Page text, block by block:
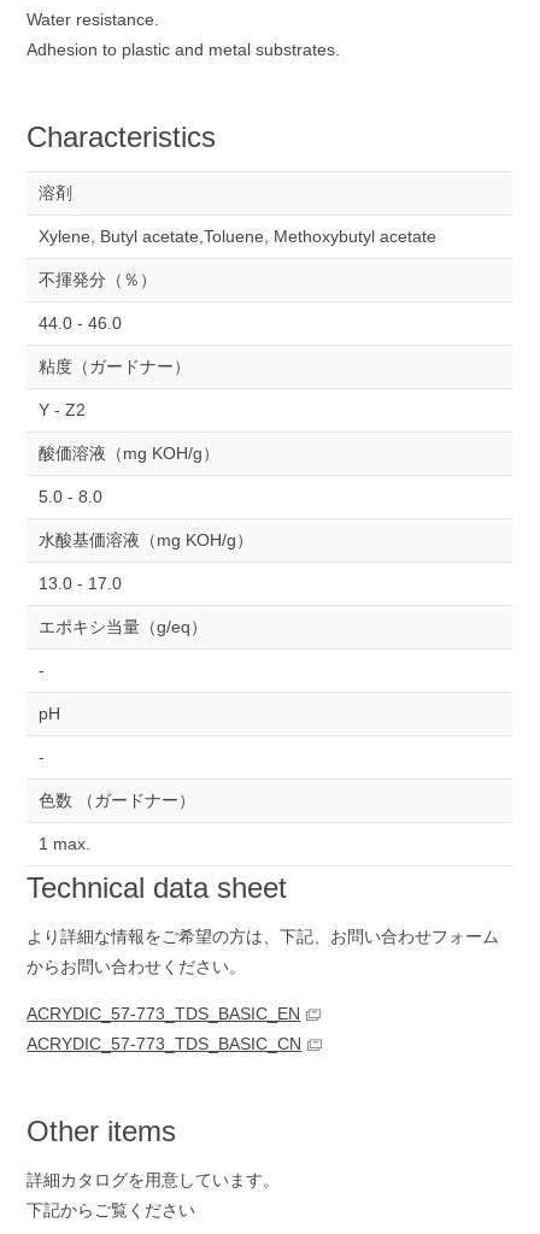
Water resistance.
Adhesion to plastic and metal substrates.
Characteristics
溶剤
Xylene, Butyl acetate,Toluene, Methoxybutyl acetate
不揮発分（％）
44.0 - 46.0
粘度（ガードナー）
Y - Z2
酸価溶液（mg KOH/g）
5.0 - 8.0
水酸基価溶液（mg KOH/g）
13.0 - 17.0
エポキシ当量（g/eq）
-
pH
-
色数 （ガードナー）
1 max.
Technical data sheet
より詳細な情報をご希望の方は、下記、お問い合わせフォーム
からお問い合わせください。
ACRYDIC_57-773_TDS_BASIC_EN
ACRYDIC_57-773_TDS_BASIC_CN
Other items
詳細カタログを用意しています。
下記からご覧ください